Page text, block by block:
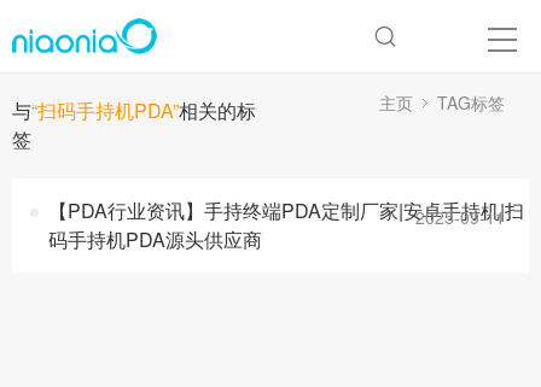
与“扫码手持机PDA”相关的标
签
主页 TAG标签
【PDA行业资讯】手持终端PDA定制厂家|安卓手持机|扫
码手持机PDA源头供应商
2025-09-11